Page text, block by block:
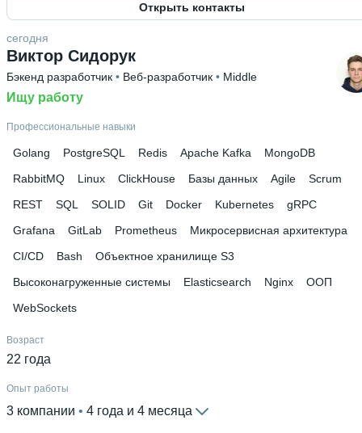
Высшее образование
НФ ГУ-ВШЭ • Информатики, математики и компьютерных
наук • 3 года и 11 месяцев
Открыть контакты
Виктор Сидорук
сегодня
Бэкенд разработчик • Веб-разработчик • Middle
Ищу работу
Профессиональные навыки
Golang PostgreSQL Redis Apache Kafka
MongoDB
RabbitMQ
Linux ClickHouse Базы данных Agile
Scrum
REST
SQL SOLID Git Docker Kubernetes
gRPC
Grafana
GitLab Prometheus
Микросервисная архитектура
CI/CD
Bash
Объектное хранилище S3
Высоконагруженные системы
Elasticsearch Nginx
ООП
WebSockets
Возраст
22 года
Опыт работы
3 компании 4 года и 4 месяца